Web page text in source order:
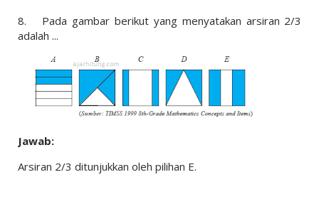
8.
Pada gambar berikut yang menyatakan arsiran 2/3
adalah ...
Jawab:
Arsiran 2/3 ditunjukkan oleh pilihan E.